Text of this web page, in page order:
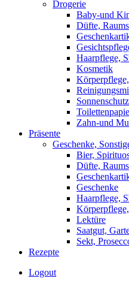
Drogerie
Baby-und
Düfte,
Haarpflege,
Kosmetik
Sonnenschutz
Zahn-und
Präsente
Geschenke,
Bier,
Düfte,
Geschenke
Haarpflege,
Lektüre
Saatgut,
Sekt,
Rezepte
Logout